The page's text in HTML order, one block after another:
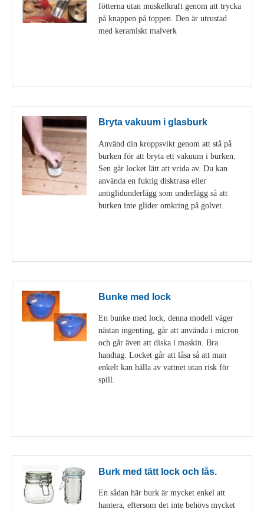
fötterna utan muskelkraft genom att trycka
på knappen på toppen. Den är utrustad
med keramiskt malverk
Bryta vakuum i glasburk
Använd din kroppsvikt genom att stå på
burken för att bryta ett vakuum i burken.
Sen går locket lätt att vrida av. Du kan
använda en fuktig disktrasa eller
antiglidunderlägg som underlägg så att
burken inte glider omkring på golvet.
Bunke med lock
En bunke med lock, denna modell väger
nästan ingenting, går att använda i micron
och går även att diska i maskin. Bra
handtag. Locket går att låsa så att man
enkelt kan hälla av vattnet utan risk för
spill.
Burk med tätt lock och lås.
En sådan här burk är mycket enkel att
hantera, eftersom det inte behövs mycket